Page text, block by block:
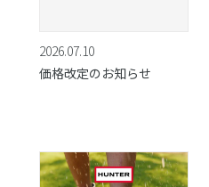
2026.07.10
価格改定のお知らせ